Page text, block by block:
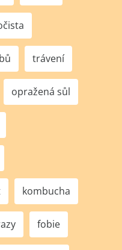
trávení
opražená sůl
kombucha
fobie